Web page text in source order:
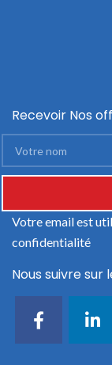
Recevoir Nos
Votre email est
confidentialité
Nous suivre sur